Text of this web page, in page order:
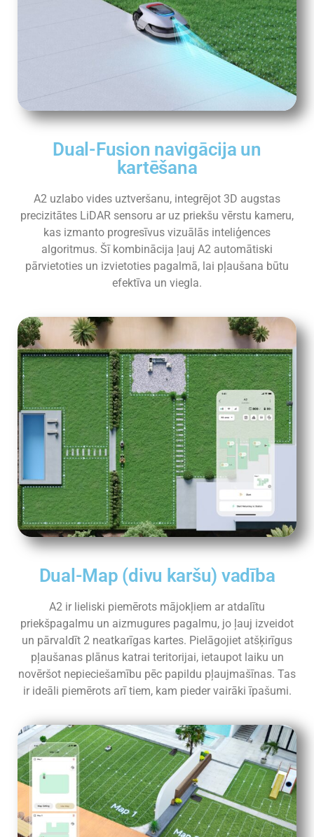
Dual-Fusion navigācija un
kartēšana
A2 uzlabo vides uztveršanu, integrējot 3D augstas
precizitātes LiDAR sensoru ar uz priekšu vērstu kameru,
kas izmanto progresīvus vizuālās inteliģences
algoritmus. Šī kombinācija ļauj A2 automātiski
pārvietoties un izvietoties pagalmā, lai pļaušana būtu
efektīva un viegla.
Dual-Map (divu karšu) vadība
A2 ir lieliski piemērots mājokļiem ar atdalītu
priekšpagalmu un aizmugures pagalmu, jo ļauj izveidot
un pārvaldīt 2 neatkarīgas kartes. Pielāgojiet atšķirīgus
pļaušanas plānus katrai teritorijai, ietaupot laiku un
novēršot nepieciešamību pēc papildu pļaujmašīnas. Tas
ir ideāli piemērots arī tiem, kam pieder vairāki īpašumi.